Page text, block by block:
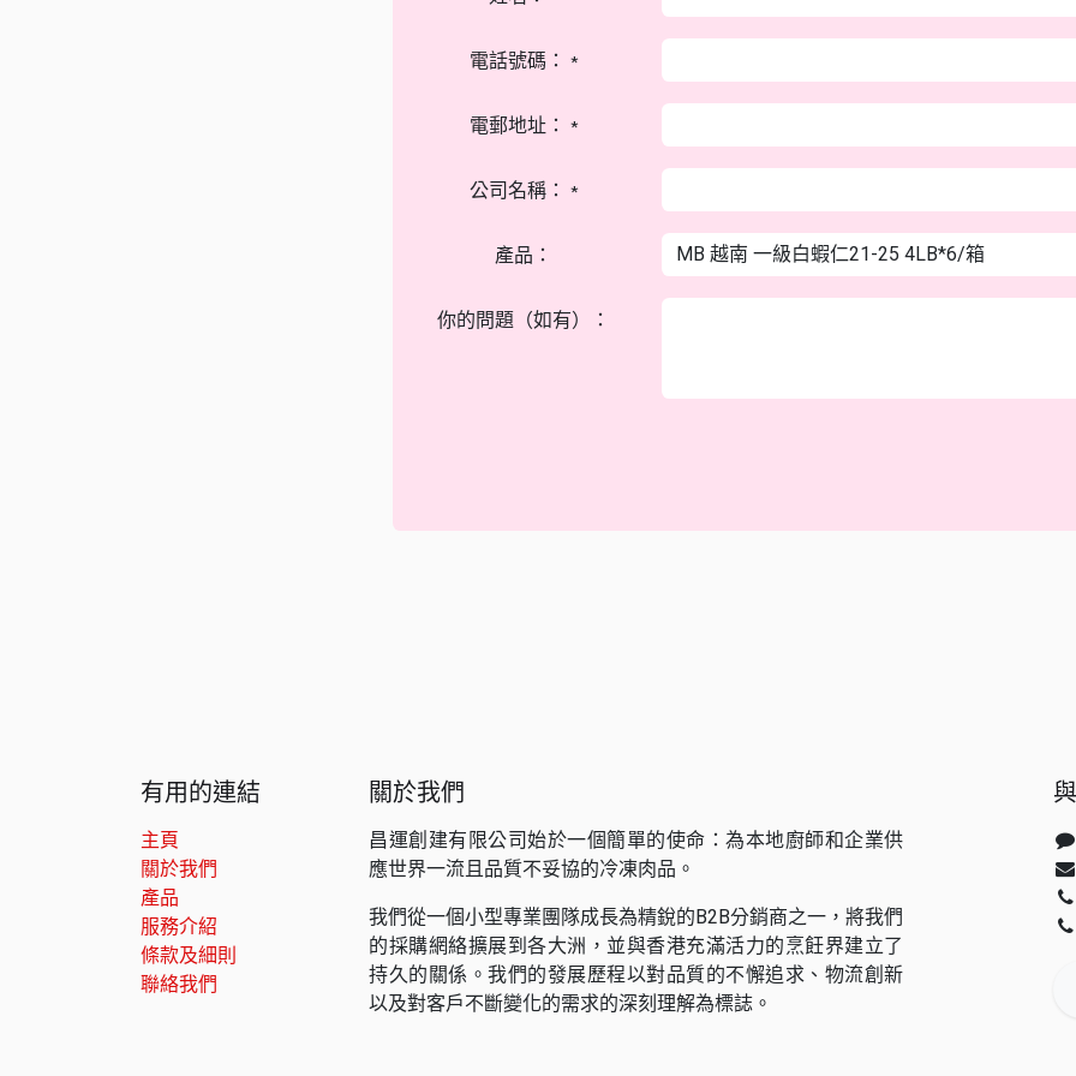
電話號碼： *
電郵地址： *
公司名稱： *
產品：
你的問題（如有）：
有用的連結
主頁
關於我們
產品
服務介紹
條款及細則
聯絡我們
關於我們
昌運創建有限公司始於一個簡單的使命：為本地廚師和企業供
應世界一流且品質不妥協的冷凍肉品。
我們從一個小型專業團隊成長為精銳的B2B分銷商之一，將我們
的採購網絡擴展到各大洲，並與香港充滿活力的烹飪界建立了
持久的關係。我們的發展歷程以對品質的不懈追求、物流創新
以及對客戶不斷變化的需求的深刻理解為標誌。